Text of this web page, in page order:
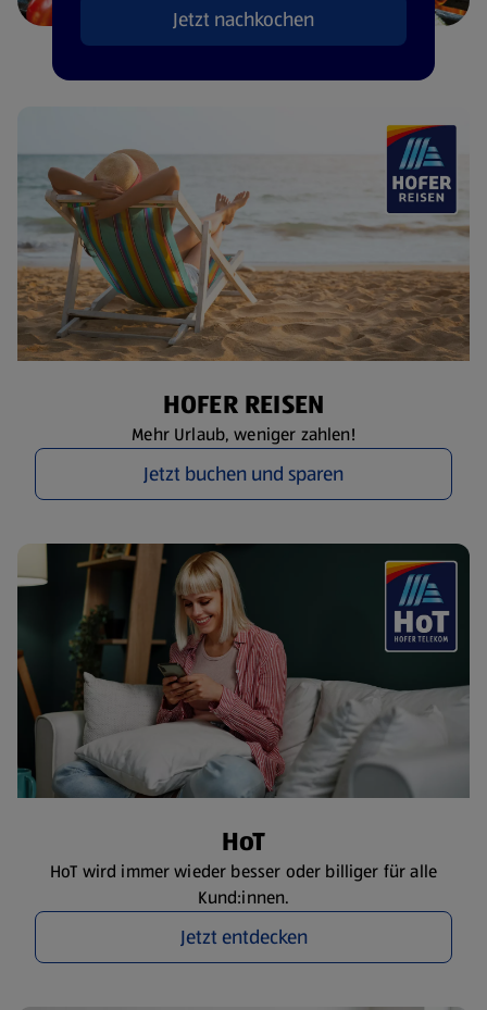
Jetzt nachkochen
HOFER REISEN
Mehr Urlaub, weniger zahlen!
Jetzt buchen und sparen
HoT
HoT wird immer wieder besser oder billiger für alle
Kund:innen.
Jetzt entdecken